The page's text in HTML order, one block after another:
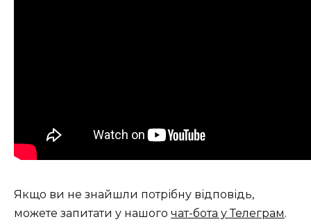
Якщо ви не знайшли потрібну відповідь,
можете запитати у нашого чат-бота у Телеграм.